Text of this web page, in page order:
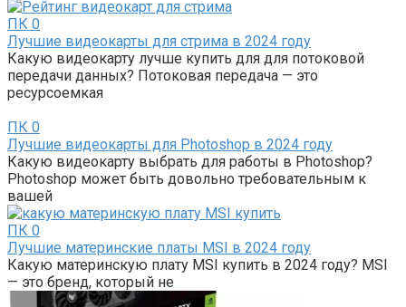
ПК 0
Лучшие видеокарты для стрима в 2024 году
Какую видеокарту лучше купить для для потоковой
передачи данных? Потоковая передача — это
ресурсоемкая
ПК 0
Лучшие видеокарты для Photoshop в 2024 году
Какую видеокарту выбрать для работы в Photoshop?
Photoshop может быть довольно требовательным к
вашей
ПК 0
Лучшие материнские платы MSI в 2024 году
Какую материнскую плату MSI купить в 2024 году? MSI
— это бренд, который не